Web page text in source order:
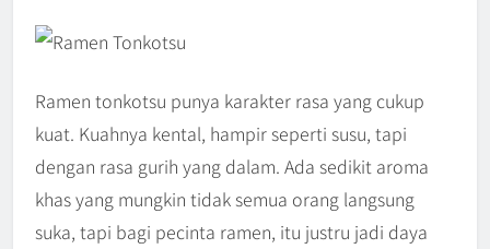
Ramen tonkotsu punya karakter rasa yang cukup
kuat. Kuahnya kental, hampir seperti susu, tapi
dengan rasa gurih yang dalam. Ada sedikit aroma
khas yang mungkin tidak semua orang langsung
suka, tapi bagi pecinta ramen, itu justru jadi daya